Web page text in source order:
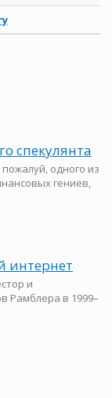
спекулянта
одного из
гениев,
интернет
и
Рамблера в 1999–